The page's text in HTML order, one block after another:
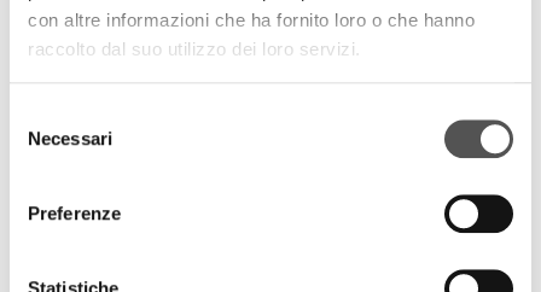
con altre informazioni che ha fornito loro o che hanno
raccolto dal suo utilizzo dei loro servizi.
delNecessari
Preferenze